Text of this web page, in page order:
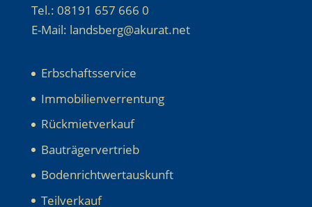
Tel.: 08191 657 666 0
E-Mail: landsberg@akurat.net
Erbschaftsservice
Immobilienverrentung
Rückmietverkauf
Bauträgervertrieb
Bodenrichtwertauskunft
Teilverkauf